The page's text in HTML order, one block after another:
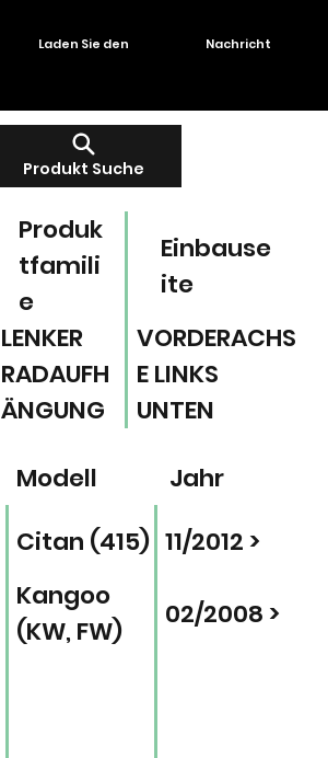
Produkt Suche
Laden Sie den Nachricht
Einbause
ite
Produk
tfamili
e
VORDERACHS
E LINKS
UNTEN
LENKER
RADAUFH
ÄNGUNG
Modell Jahr
Citan (415) 11/2012 >
Kangoo
(KW, FW)
02/2008 >